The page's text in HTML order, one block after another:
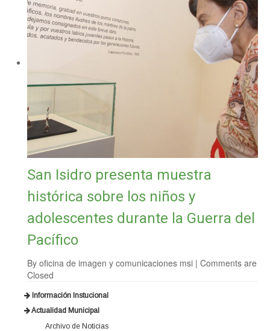
San Isidro presenta muestra
histórica sobre los niños y
adolescentes durante la Guerra del
Pacífico
By oficina de imagen y comunicaciones msi | Comments are
Closed
Información Instucional
Actualidad Municipal
Archivo de Noticias